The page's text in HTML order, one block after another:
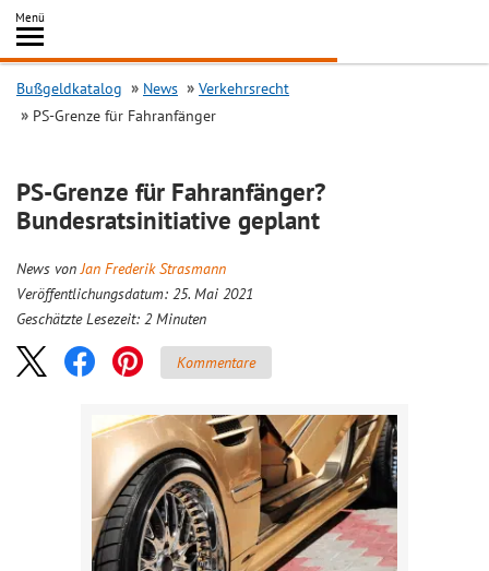
Inhalt
springen
Menü
Search
Bußgeldkatalog News
Verkehrsrecht
PS-Grenze für Fahranfänger
PS-Grenze für Fahranfänger?
Bundesratsinitiative geplant
News vonJan Frederik Strasmann
Veröffentlichungsdatum: 25. Mai 2021
Geschätzte Lesezeit: 2 Minuten
Kommentare